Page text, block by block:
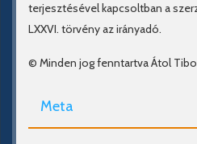
terjesztésével kapcsoltban a
LXXVI. törvény az irányadó.
© Minden jog fenntartva Átol
Meta